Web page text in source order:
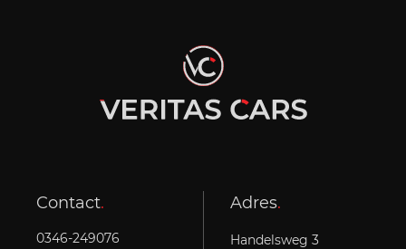
Contact.
0346-249076
Adres.
Handelsweg 3